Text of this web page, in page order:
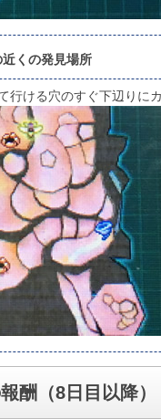
近くの発見場所
行ける穴のすぐ下辺りに
酬（8日目以降）